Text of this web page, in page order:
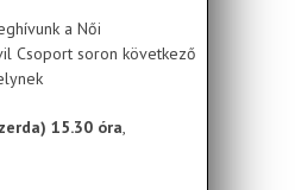
a Női
Csoport soron következő
15.30 óra,